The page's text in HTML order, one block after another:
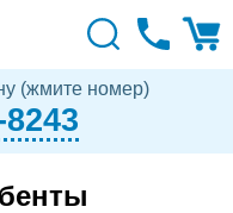
(жмите номер)